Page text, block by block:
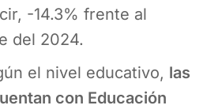
-14.3% frente al
del 2024.
el nivel educativo, las
con Educación